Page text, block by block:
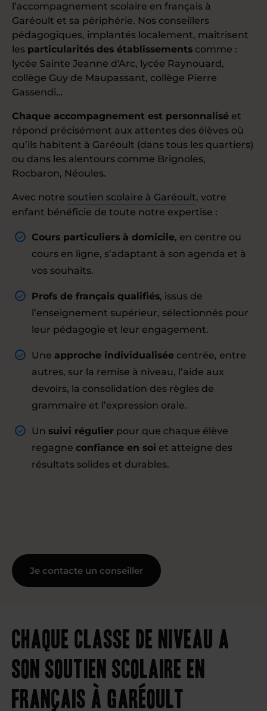
l’accompagnement scolaire en français à
Garéoult et sa périphérie. Nos conseillers
pédagogiques, implantés localement, maîtrisent
les particularités des établissements comme :
lycée Sainte Jeanne d'Arc, lycée Raynouard,
collège Guy de Maupassant, collège Pierre
Gassendi…
Chaque accompagnement est personnalisé et
répond précisément aux attentes des élèves où
qu’ils habitent à Garéoult (dans tous les quartiers)
ou dans les alentours comme Brignoles,
Rocbaron, Néoules.
Avec notre soutien scolaire à Garéoult, votre
enfant bénéficie de toute notre expertise :
Cours particuliers à domicile, en centre ou
cours en ligne, s’adaptant à son agenda et à
vos souhaits.
Profs de français qualifiés, issus de
l’enseignement supérieur, sélectionnés pour
leur pédagogie et leur engagement.
Une approche individualisée centrée, entre
autres, sur la remise à niveau, l’aide aux
devoirs, la consolidation des règles de
grammaire et l’expression orale.
Un suivi régulier pour que chaque élève
regagne confiance en soi et atteigne des
résultats solides et durables.
Je contacte un conseiller
Chaque classe de niveau a
son soutien scolaire en
français à Garéoult